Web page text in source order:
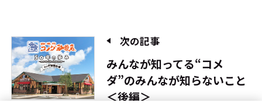
次の記事
みんなが知ってる“コメ
ダ”のみんなが知らないこと
＜後編＞